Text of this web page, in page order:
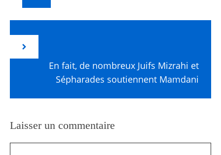
En fait, de nombreux Juifs Mizrahi et
Sépharades soutiennent Mamdani
Laisser un commentaire